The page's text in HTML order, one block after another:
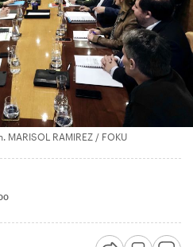
MARISOL RAMIREZ / FOKU